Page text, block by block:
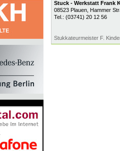
Stuck - Werkstatt Frank
08523 Plauen, Hammer
Tel.: (03741) 20 12 56
Stukkateurmeister F.